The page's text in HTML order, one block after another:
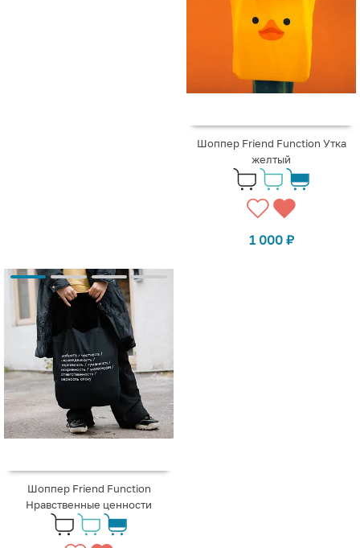
Шоппер Friend Function Утка
желтый
1 000 ₽
Шоппер Friend Function
Нравственные ценности